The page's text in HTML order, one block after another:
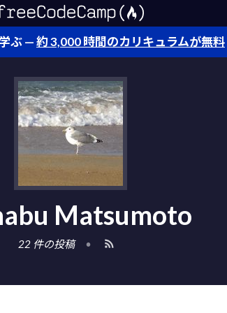
ぶ —約 3,000 時間のカリキュラムが無料
Matsumoto
22 件の投稿 •